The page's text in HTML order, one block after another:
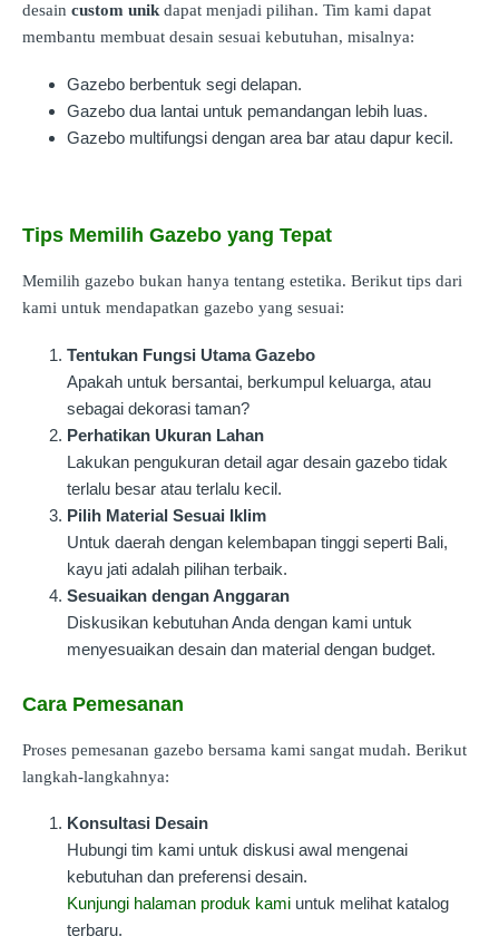
desain custom unik dapat menjadi pilihan. Tim kami dapat
membantu membuat desain sesuai kebutuhan, misalnya:
Gazebo berbentuk segi delapan.
Gazebo dua lantai untuk pemandangan lebih luas.
Gazebo multifungsi dengan area bar atau dapur kecil.
Tips Memilih Gazebo yang Tepat
Memilih gazebo bukan hanya tentang estetika. Berikut tips dari
kami untuk mendapatkan gazebo yang sesuai:
Tentukan Fungsi Utama Gazebo
Apakah untuk bersantai, berkumpul keluarga, atau
sebagai dekorasi taman?
Perhatikan Ukuran Lahan
Lakukan pengukuran detail agar desain gazebo tidak
terlalu besar atau terlalu kecil.
Pilih Material Sesuai Iklim
Untuk daerah dengan kelembapan tinggi seperti Bali,
kayu jati adalah pilihan terbaik.
Sesuaikan dengan Anggaran
Diskusikan kebutuhan Anda dengan kami untuk
menyesuaikan desain dan material dengan budget.
Cara Pemesanan
Proses pemesanan gazebo bersama kami sangat mudah. Berikut
langkah-langkahnya:
Konsultasi Desain
Hubungi tim kami untuk diskusi awal mengenai
kebutuhan dan preferensi desain.
Kunjungi halaman produk kami untuk melihat katalog
terbaru.